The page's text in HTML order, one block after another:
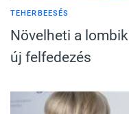
TEHERBEESÉS
Növelheti a
új felfedezés